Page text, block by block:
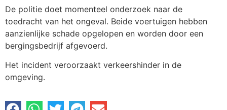
De politie doet momenteel onderzoek naar de
toedracht van het ongeval. Beide voertuigen hebben
aanzienlijke schade opgelopen en worden door een
bergingsbedrijf afgevoerd.
Het incident veroorzaakt verkeershinder in de
omgeving.